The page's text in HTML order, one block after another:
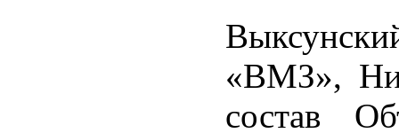
«ВМЗ»,
состав